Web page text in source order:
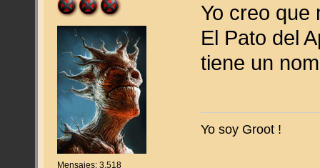
Mensajes: 3.518
Yo creo que
El Pato del
tiene un
Yo soy Groot !